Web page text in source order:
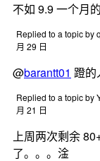
不如 9.9 一个月
Replied to a topic by
月 29 日
@barantt01 蹬的
Replied to a topic by
月 21 日
上周两次剩余
了。。。淦